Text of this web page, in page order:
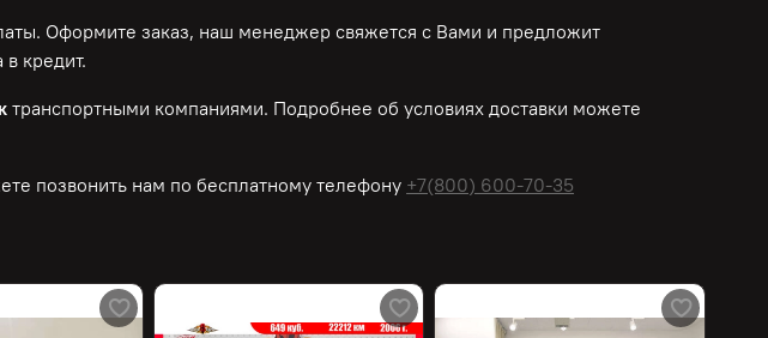
Оформите заказ, наш менеджер свяжется с Вами и предложит
кредит.
транспортными компаниями. Подробнее об условиях доставки можете
позвонить нам по бесплатномутелефону +7(800) 600-70-35